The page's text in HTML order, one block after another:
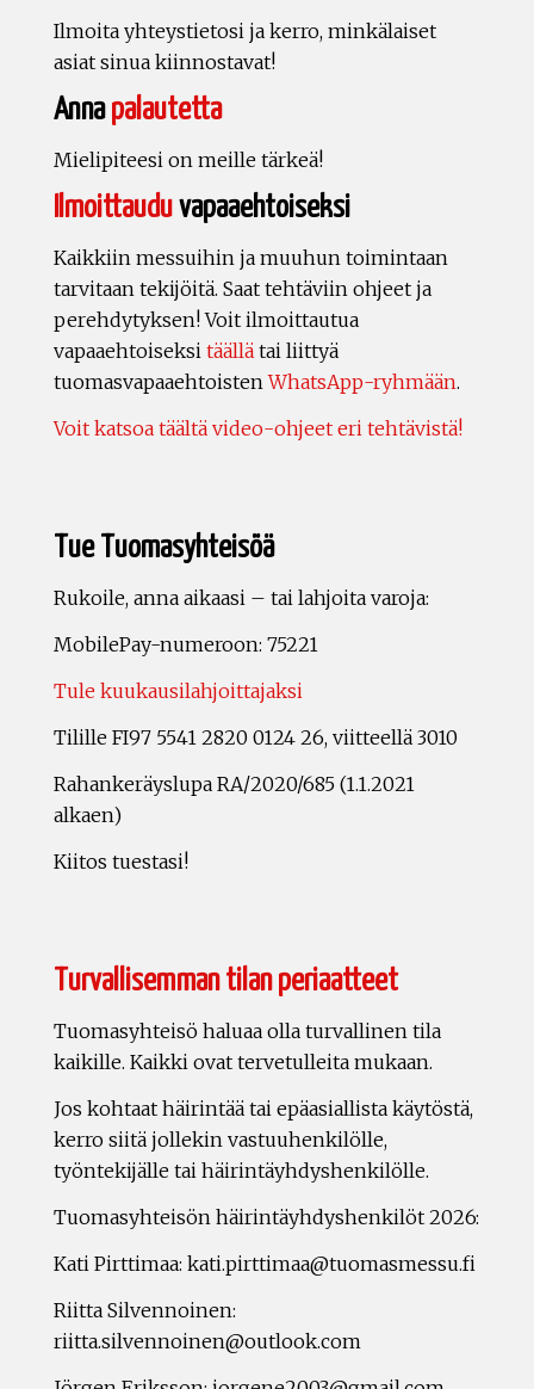
Ilmoita yhteystietosi ja kerro, minkälaiset
asiat sinua kiinnostavat!
Annapalautetta
Mielipiteesi on meille tärkeä!
Ilmoittauduvapaaehtoiseksi
Kaikkiin messuihin ja muuhun toimintaan
tarvitaan tekijöitä. Saat tehtäviin ohjeet ja
perehdytyksen! Voit ilmoittautua
vapaaehtoiseksi täällä tai liittyä
tuomasvapaaehtoistenWhatsApp-ryhmään.
Voit katsoa täältä video-ohjeet eri tehtävistä!
Tue Tuomasyhteisöä
Rukoile, anna aikaasi – tai lahjoita varoja:
MobilePay-numeroon: 75221
Tule kuukausilahjoittajaksi
Tilille FI97 5541 2820 0124 26, viitteellä 3010
Rahankeräyslupa RA/2020/685 (1.1.2021
alkaen)
Kiitos tuestasi!
Turvallisemman tilan periaatteet
Tuomasyhteisö haluaa olla turvallinen tila
kaikille. Kaikki ovat tervetulleita mukaan.
Jos kohtaat häirintää tai epäasiallista käytöstä,
kerro siitä jollekin vastuuhenkilölle,
työntekijälle tai häirintäyhdyshenkilölle.
Tuomasyhteisön häirintäyhdyshenkilöt 2026:
Kati Pirttimaa: kati.pirttimaa@tuomasmessu.fi
Riitta Silvennoinen:
riitta.silvennoinen@outlook.com